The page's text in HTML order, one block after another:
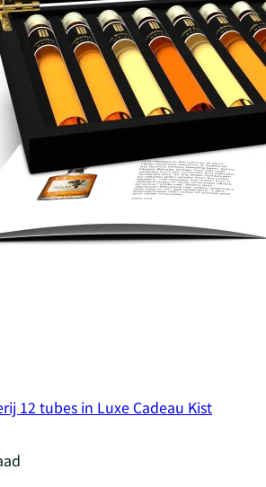
12 tubes in Luxe Cadeau Kist